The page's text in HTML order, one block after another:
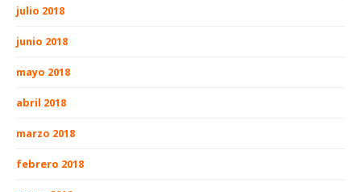
julio 2018
junio 2018
mayo 2018
abril 2018
marzo 2018
febrero 2018